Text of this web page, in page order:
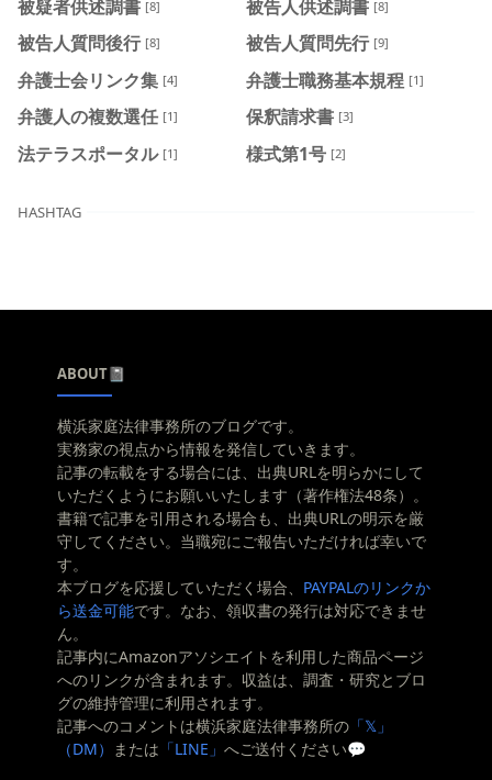
被疑者供述調書 [8] 被告人供述調書 [8]
被告人質問後行 [8] 被告人質問先行 [9]
弁護士会リンク集 [4] 弁護士職務基本規程 [1]
弁護人の複数選任 [1] 保釈請求書 [3]
法テラスポータル [1] 様式第1号 [2]
HASHTAG
ABOUT📓
横浜家庭法律事務所のブログです。
実務家の視点から情報を発信していきます。
記事の転載をする場合には、出典URLを明らかにして
いただくようにお願いいたします（著作権法48条）。
書籍で記事を引用される場合も、出典URLの明示を厳
守してください。当職宛にご報告いただければ幸いで
す。
本ブログを応援していただく場合、 PAYPALのリンクか
ら送金可能です。なお、領収書の発行は対応できませ
ん。
記事内にAmazonアソシエイトを利用した商品ページ
へのリンクが含まれます。収益は、調査・研究とブロ
グの維持管理に利用されます。
記事へのコメントは横浜家庭法律事務所の 「𝕏」
（DM）
または 「LINE」 へご送付ください💬